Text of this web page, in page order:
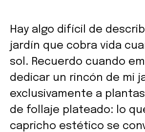
Hay algo difícil de
jardín que cobra vida
sol. Recuerdo cuando
dedicar un rincón de mi
exclusivamente a
de follaje plateado: lo
capricho estético se